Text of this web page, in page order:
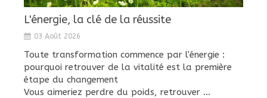
L'énergie, la clé de la réussite
03 Août 2026
Toute transformation commence par l'énergie :
pourquoi retrouver de la vitalité est la première
étape du changement
Vous aimeriez perdre du poids, retrouver ...